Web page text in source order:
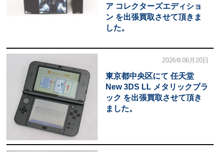
ア コレクターズエディショ
ン を出張買取させて頂きま
した。
2026年06月20日
東京都中央区にて 任天堂
New 3DS LL メタリックブラ
ック を出張買取させて頂き
ました。